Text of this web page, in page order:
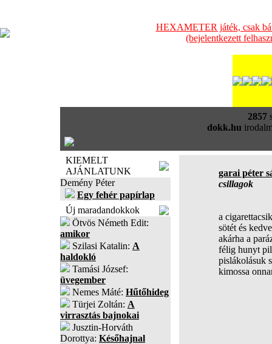
HEXAMETER játék, csak
(bejelentkezett
2857
dokk.hu
KIEMELT
AJÁNLATUNK
Demény Péter
Egy fehér papírlap
Új maradandokkok
Ötvös Németh Edit:
amikor
Szilasi Katalin: A
haldokló
Tamási József:
üvegember
Nemes Máté: Hűtőhideg
Türjei Zoltán: A
virrasztás bajnokai
Jusztin-Horváth
Dorottya: Későhajnal
garai péter
csillagok
a
sötét és
akárha a
félig hunyt
pislákolásuk
kimossa